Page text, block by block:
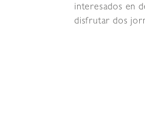
interesados en
disfrutar dos